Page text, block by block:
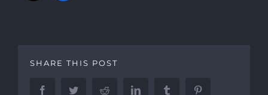
SHARE THIS POST
FacebookTwitter Reddit LinkedIn Tumblr